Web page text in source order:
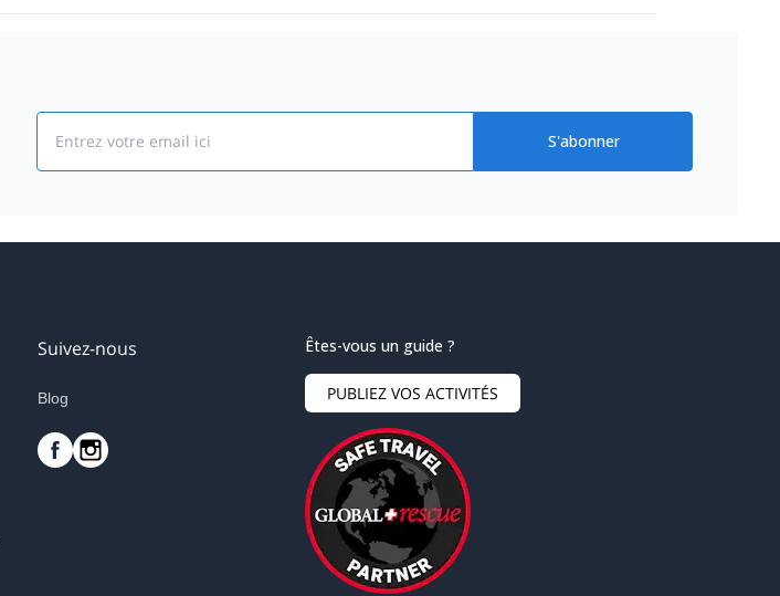
S'abonner
Suivez-nous
Blog
Êtes-vous un guide ?
PUBLIEZ VOS ACTIVITÉS